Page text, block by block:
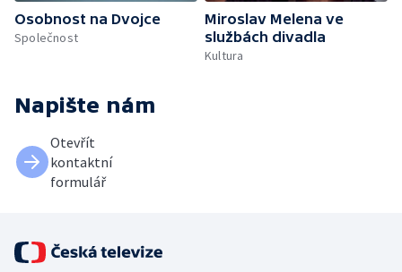
Osobnost na Dvojce
Společnost
Miroslav Melena ve
službách divadla
Kultura
Napište nám
Otevřít
kontaktní
formulář